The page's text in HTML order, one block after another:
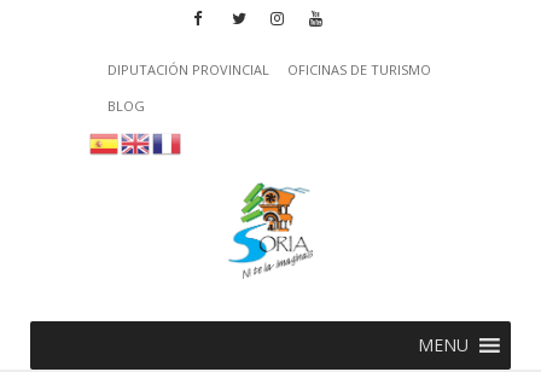
DIPUTACIÓN PROVINCIAL
OFICINAS DE TURISMO
BLOG
MENU